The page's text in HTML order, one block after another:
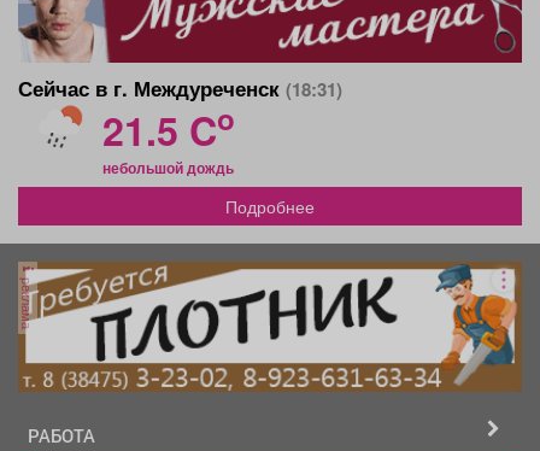
Сейчас в г. Междуреченск (18:31)
21.5 Co
небольшой дождь
Подробнее
реклама
РАБОТА